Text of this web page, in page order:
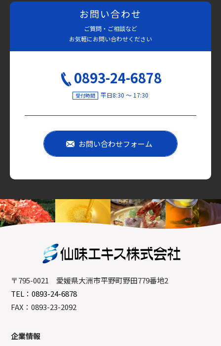
お問い合わせ
ご質問・ご相談など
お気軽にお問い合わせください
0893-24-6878
受付時間 平日8:30 〜 17:30
お問い合わせフォーム
〒795-0021 愛媛県大洲市平野町野田779番地2
TEL：0893-24-6878
FAX：0893-23-2092
企業情報